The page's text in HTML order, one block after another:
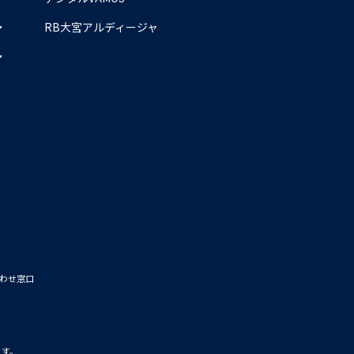
RB大宮アルディージャ
せ窓口
。